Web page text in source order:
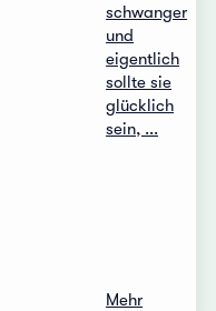
schwanger
und
eigentlich
sollte sie
glücklich
sein, ...
Mehr